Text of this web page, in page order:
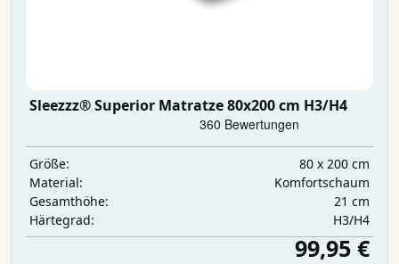
Sleezzz® Superior Matratze 80x200 cm H3/H4
Größe:
80 x 200 cm
Material:
Komfortschaum
Gesamthöhe:
21 cm
Härtegrad:
H3/H4
99,95 €